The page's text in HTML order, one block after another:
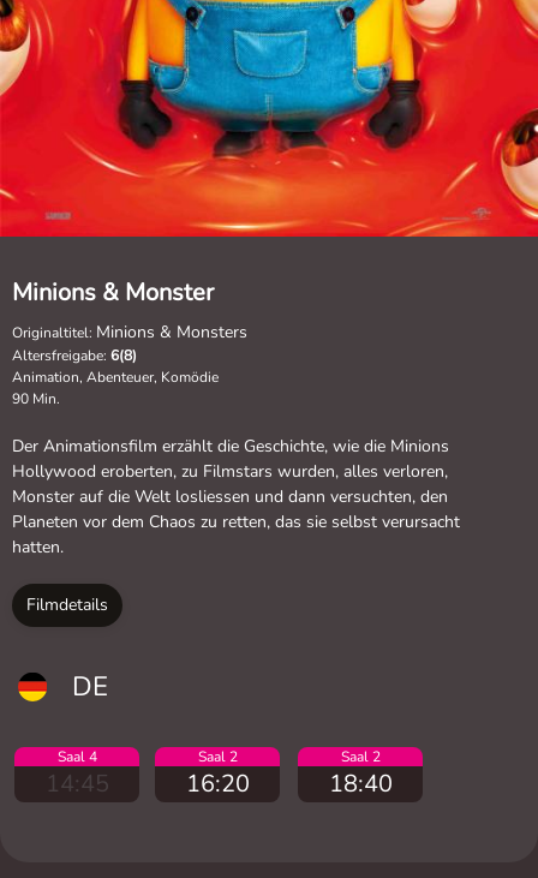
Minions & Monster
Originaltitel: Minions & Monsters
Altersfreigabe: 6(8)
Animation, Abenteuer, Komödie
90 Min.
Der Animationsfilm erzählt die Geschichte, wie die Minions
Hollywood eroberten, zu Filmstars wurden, alles verloren,
Monster auf die Welt losliessen und dann versuchten, den
Planeten vor dem Chaos zu retten, das sie selbst verursacht
hatten.
Filmdetails
DE
Saal 4
14:45
Saal 2
16:20
Saal 2
18:40